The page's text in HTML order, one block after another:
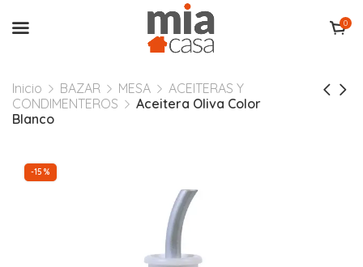
0
Inicio BAZAR MESA
ACEITERAS Y
CONDIMENTEROS
Aceitera Oliva Color
Blanco
-15%